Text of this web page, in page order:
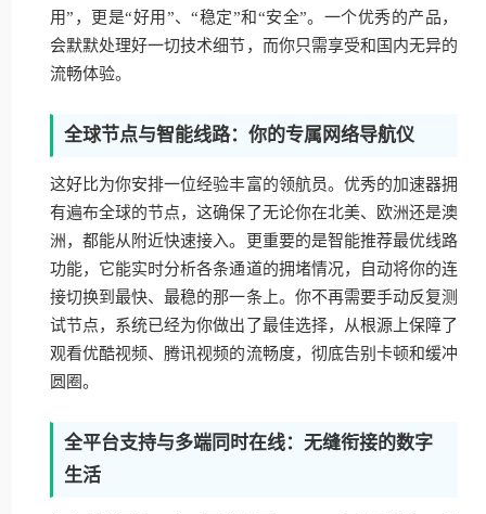
用”，更是“好用”、“稳定”和“安全”。一个优秀的产品，
会默默处理好一切技术细节，而你只需享受和国内无异的
流畅体验。
全球节点与智能线路：你的专属网络导航仪
这好比为你安排一位经验丰富的领航员。优秀的加速器拥
有遍布全球的节点，这确保了无论你在北美、欧洲还是澳
洲，都能从附近快速接入。更重要的是智能推荐最优线路
功能，它能实时分析各条通道的拥堵情况，自动将你的连
接切换到最快、最稳的那一条上。你不再需要手动反复测
试节点，系统已经为你做出了最佳选择，从根源上保障了
观看优酷视频、腾讯视频的流畅度，彻底告别卡顿和缓冲
圆圈。
全平台支持与多端同时在线：无缝衔接的数字
生活